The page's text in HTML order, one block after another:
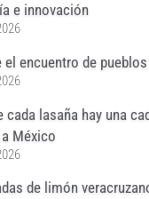
e innovación
el encuentro de
cada lasaña hay una
México
de limón